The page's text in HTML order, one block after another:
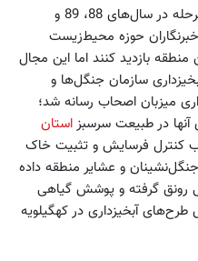
از زمانی که درختان بلوط طی چند مرحله در سال‌های 88، 89 و
حوزه محیط‌زیست
بازدید کنند اما این مجال
سازمان جنگل‌ها و
میزبان اصحاب رسانه شد؛
در طبیعت سرسبزاستان
کنترل فرسایش و تثبیت خاک
و عشایر منطقه داده
رونق گرفته و پوشش گیاهی
آبخیزداری در کهگیلویه